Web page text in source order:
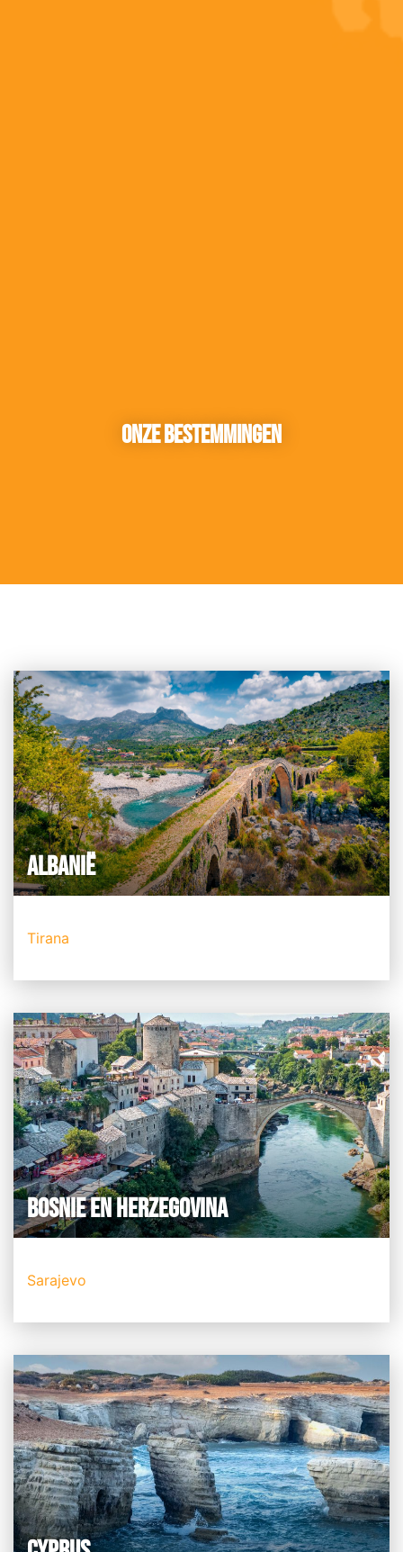
Onze bestemmingen
ALBANIË
Tirana
BOSNIE EN HERZEGOVINA
Sarajevo